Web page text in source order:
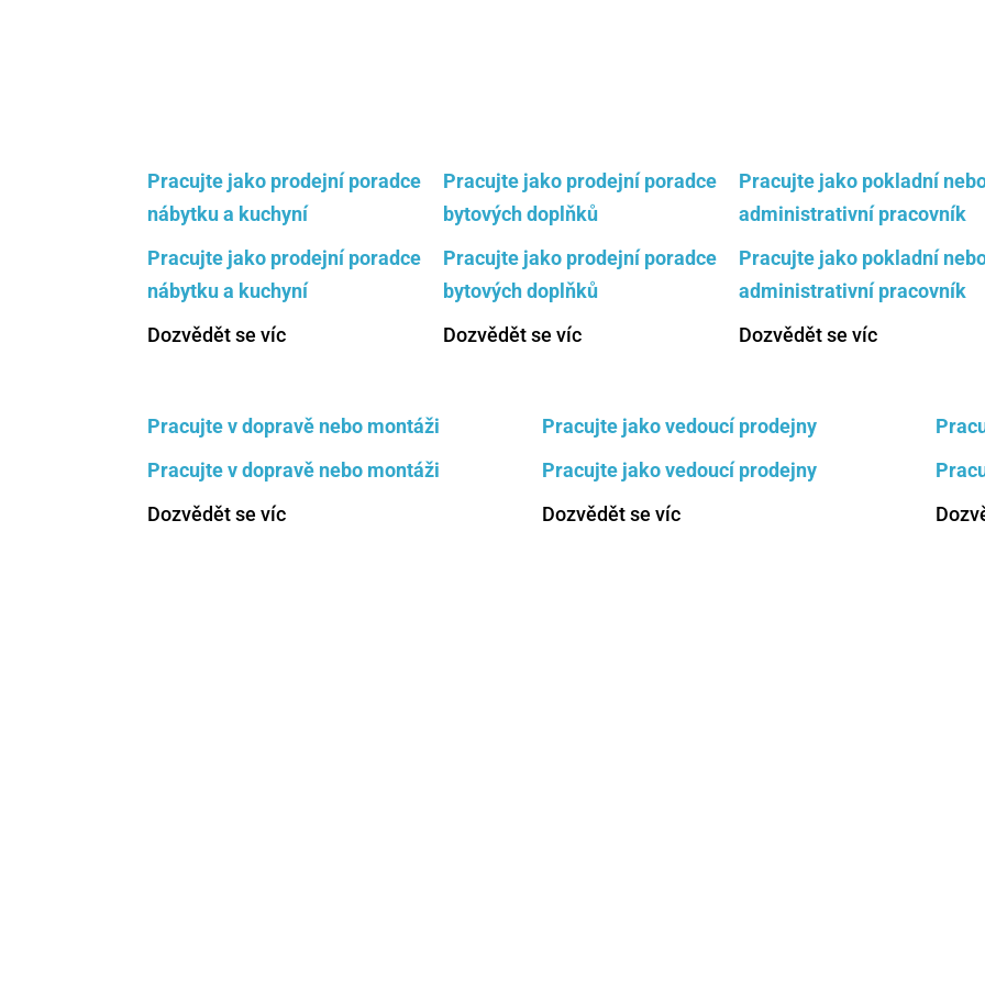
Pracujte jako prodejní poradce
nábytku a kuchyní
Pracujte jako prodejní poradce
nábytku a kuchyní
Dozvědět se víc
Pracujte jako prodejní poradce
bytových doplňků
Pracujte jako prodejní poradce
bytových doplňků
Dozvědět se víc
Pracujte jako pokladní
administrativní pracovník
Pracujte jako pokladní
administrativní pracovník
Dozvědět se víc
Pracujte v dopravě nebo montáži
Pracujte v dopravě nebo montáži
Dozvědět se víc
Pracujte jako vedoucí prodejny
Pracujte jako vedoucí prodejny
Dozvědět se víc